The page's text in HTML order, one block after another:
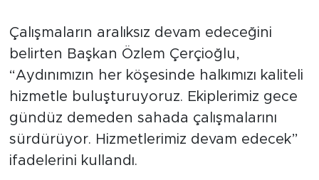
Çalışmaların aralıksız devam edeceğini
belirten Başkan Özlem Çerçioğlu,
“Aydınımızın her köşesinde halkımızı kaliteli
hizmetle buluşturuyoruz. Ekiplerimiz gece
gündüz demeden sahada çalışmalarını
sürdürüyor. Hizmetlerimiz devam edecek”
ifadelerini kullandı.